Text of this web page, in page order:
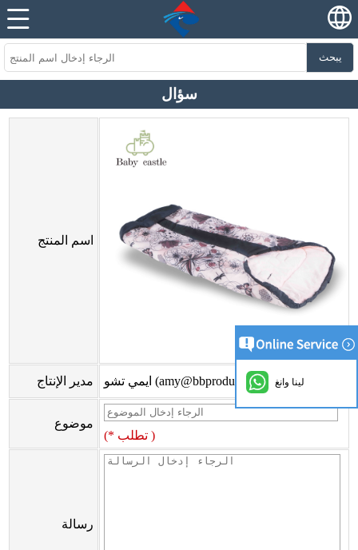
يبحث
سؤال
اسم المنتج
مدير الإنتاج ايمي تشو (amy@bbproducts-powerlink.com.cn)
موضوع
(* تطلب )
رسالة
لينا وانغ